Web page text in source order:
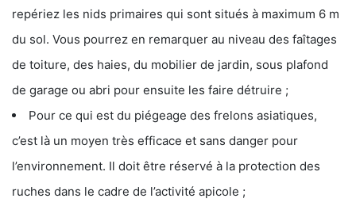
repériez les nids primaires qui sont situés à maximum 6 m
du sol. Vous pourrez en remarquer au niveau des faîtages
de toiture, des haies, du mobilier de jardin, sous plafond
de garage ou abri pour ensuite les faire détruire ;
Pour ce qui est du piégeage des frelons asiatiques,
c’est là un moyen très efficace et sans danger pour
l’environnement. Il doit être réservé à la protection des
ruches dans le cadre de l’activité apicole ;